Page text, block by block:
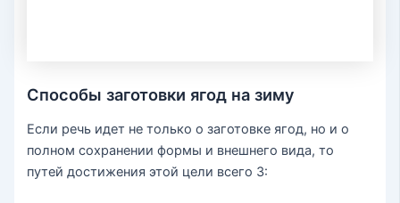
Способы заготовки ягод на зиму
Если речь идет не только о заготовке ягод, но и о
полном сохранении формы и внешнего вида, то
путей достижения этой цели всего 3: